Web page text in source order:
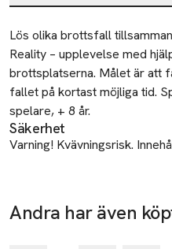
Beskrivning
Lös olika brottsfall
Reality – upplevelse med
brottsplatserna. Målet är att
fallet på kortast möjliga tid.
spelare, + 8 år.
Säkerhet
Varning! Kvävningsrisk.
Goliath B. V.
Andra har även
-20%